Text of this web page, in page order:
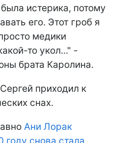
истерика, потому
его. Этот гроб я
медики
то укол..." -
брата Каролина.
приходил к
снах.
Ани Лорак
году снова стала